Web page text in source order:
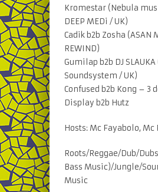
Kromestar (Nebula
DEEP MEDi / UK)
Cadik b2b Zosha (ASAN
REWIND)
Gumilap b2b DJ
Soundsystem / UK)
Confused b2b Kong – 3
Display b2b Hutz
Hosts: Mc Fayabolo, Mc
Roots/Reggae/Dub/
Bass Music)/Jungle/
Music